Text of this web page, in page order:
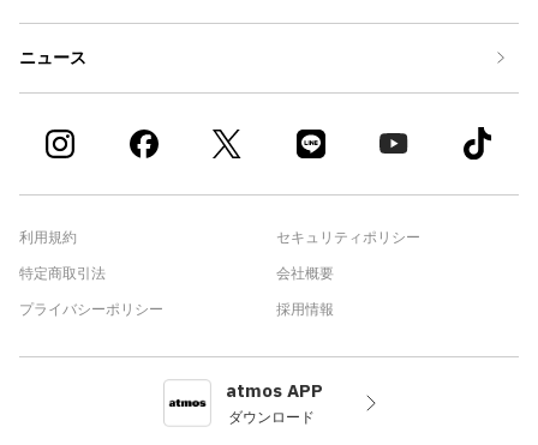
ニュース
利用規約
特定商取引法
プライバシーポリシー
セキュリティポリシー
会社概要
採用情報
atmos APP
ダウンロード